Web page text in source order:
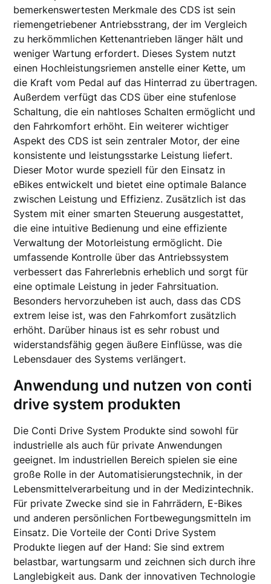
bemerkenswertesten Merkmale des CDS ist sein
riemengetriebener Antriebsstrang, der im Vergleich
zu herkömmlichen Kettenantrieben länger hält und
weniger Wartung erfordert. Dieses System nutzt
einen Hochleistungsriemen anstelle einer Kette, um
die Kraft vom Pedal auf das Hinterrad zu übertragen.
Außerdem verfügt das CDS über eine stufenlose
Schaltung, die ein nahtloses Schalten ermöglicht und
den Fahrkomfort erhöht. Ein weiterer wichtiger
Aspekt des CDS ist sein zentraler Motor, der eine
konsistente und leistungsstarke Leistung liefert.
Dieser Motor wurde speziell für den Einsatz in
eBikes entwickelt und bietet eine optimale Balance
zwischen Leistung und Effizienz. Zusätzlich ist das
System mit einer smarten Steuerung ausgestattet,
die eine intuitive Bedienung und eine effiziente
Verwaltung der Motorleistung ermöglicht. Die
umfassende Kontrolle über das Antriebssystem
verbessert das Fahrerlebnis erheblich und sorgt für
eine optimale Leistung in jeder Fahrsituation.
Besonders hervorzuheben ist auch, dass das CDS
extrem leise ist, was den Fahrkomfort zusätzlich
erhöht. Darüber hinaus ist es sehr robust und
widerstandsfähig gegen äußere Einflüsse, was die
Lebensdauer des Systems verlängert.
Anwendung und nutzen von conti
drive system produkten
Die Conti Drive System Produkte sind sowohl für
industrielle als auch für private Anwendungen
geeignet. Im industriellen Bereich spielen sie eine
große Rolle in der Automatisierungstechnik, in der
Lebensmittelverarbeitung und in der Medizintechnik.
Für private Zwecke sind sie in Fahrrädern, E-Bikes
und anderen persönlichen Fortbewegungsmitteln im
Einsatz. Die Vorteile der Conti Drive System
Produkte liegen auf der Hand: Sie sind extrem
belastbar, wartungsarm und zeichnen sich durch ihre
Langlebigkeit aus. Dank der innovativen Technologie